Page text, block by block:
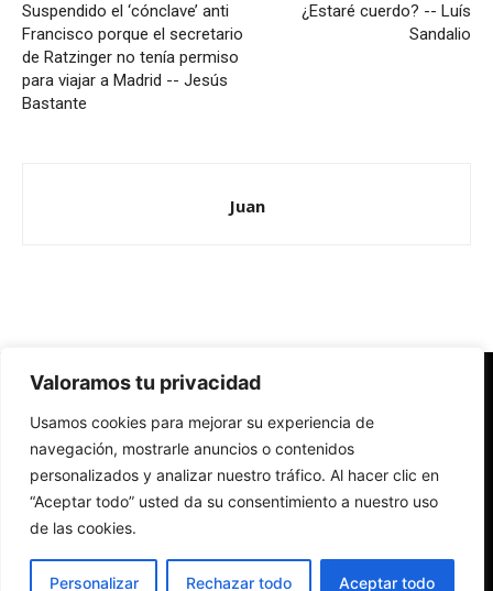
Valoramos tu privacidad
Usamos cookies para mejorar su experiencia de
navegación, mostrarle anuncios o contenidos
personalizados y analizar nuestro tráfico. Al hacer clic en
“Aceptar todo” usted da su consentimiento a nuestro uso
de las cookies.
Personalizar Rechazar todo Aceptar todo
Suspendido el ‘cónclave’ anti
Francisco porque el secretario
de Ratzinger no tenía permiso
para viajar a Madrid -- Jesús
Bastante
¿Estaré cuerdo? -- Luís
Sandalio
Juan
Redes Cristianas
Una mirada alternativa sobre la Iglesia católica y la sociedad
- Colectivos de Redes Cristianas